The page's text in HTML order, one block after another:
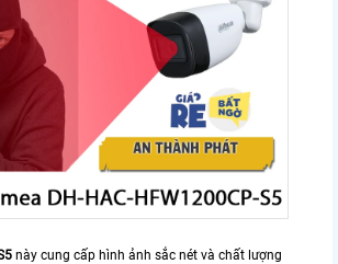
này cung cấp hình ảnh sắc nét và chất lượng